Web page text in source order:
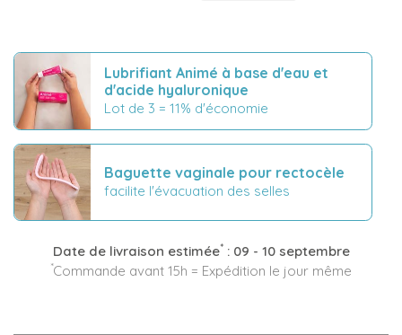
Lubrifiant Animé à base d'eau et
d'acide hyaluronique
Lot de 3 = 11% d'économie
Baguette vaginale pour rectocèle
facilite l'évacuation des selles
Date de livraison estimée*: 09 - 10 septembre
*Commande avant 15h = Expédition le jour même